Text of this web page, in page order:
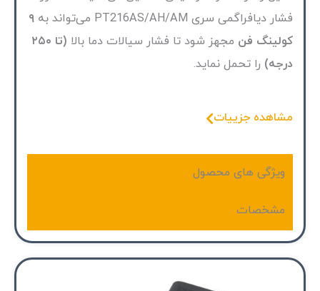
فشار دیافراگمی سری PT216AS/AH/AM می‌تواند به
۹
کولینگ فن مجهز شود تا فشار سیالات دما بالا
(تا ۲۵۰
درجه) را تحمل نماید.
مشاهده جزییات
ویژگی های محصول
مشخصات